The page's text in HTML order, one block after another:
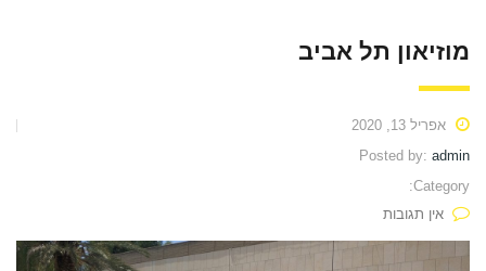
מוזיאון תל אביב
אפריל 13, 2020
Posted by: admin
Category:
אין תגובות